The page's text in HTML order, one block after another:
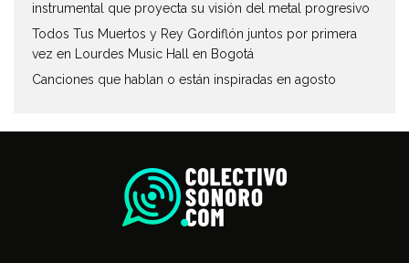
instrumental que proyecta su visión del metal progresivo
Todos Tus Muertos y Rey Gordiflón juntos por primera
vez en Lourdes Music Hall en Bogotá
Canciones que hablan o están inspiradas en agosto